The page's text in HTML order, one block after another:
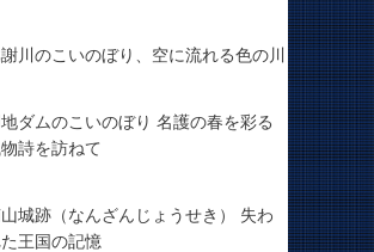
謝川のこいのぼり、空に流れる色の川
ダムのこいのぼり 名護の春を彩る
物詩を訪ねて
城跡（なんざんじょうせき） 失わ
王国の記憶